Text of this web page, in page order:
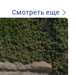
Смотреть еще